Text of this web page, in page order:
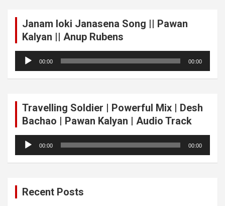
Janam loki Janasena Song || Pawan
Kalyan || Anup Rubens
Audio
Player
00:00 00:00
Travelling Soldier | Powerful Mix | Desh
Bachao | Pawan Kalyan | Audio Track
Audio
Player
00:00 00:00
Recent Posts